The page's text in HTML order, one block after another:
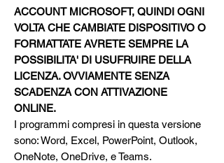
ACCOUNT MICROSOFT, QUINDI OGNI
VOLTA CHE CAMBIATE DISPOSITIVO O
FORMATTATE AVRETE SEMPRE LA
POSSIBILITA' DI USUFRUIRE DELLA
LICENZA. OVVIAMENTE SENZA
SCADENZA CON ATTIVAZIONE
ONLINE.
I programmi compresi in questa versione
sono: Word, Excel, PowerPoint, Outlook,
OneNote, OneDrive, e Teams.